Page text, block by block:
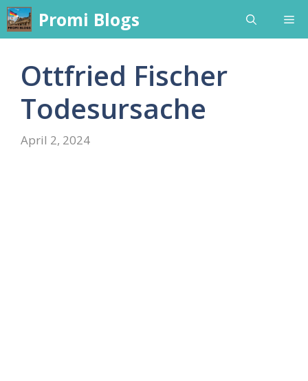
Skip
to
content
Promi Blogs
Ottfried Fischer
Todesursache
April 2, 2024